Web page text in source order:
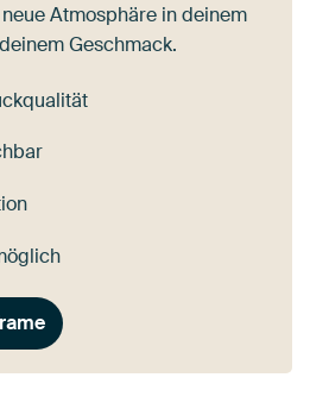
Atmosphäre in deinem
Geschmack.